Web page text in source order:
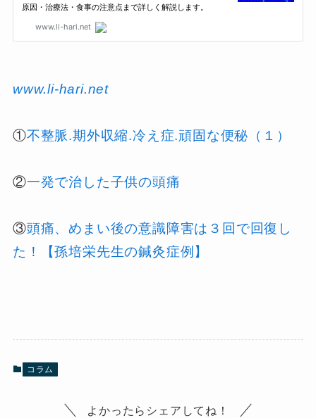
www.li-hari.net
①不整脈.期外収縮.冷え症.頑固な便秘（１）
②一発で治した子供の頭痛
③頭痛、めまい後の意識障害は３回で回復し
た！【孫培栄先生の鍼灸症例】
コラム
よかったらシェアしてね！